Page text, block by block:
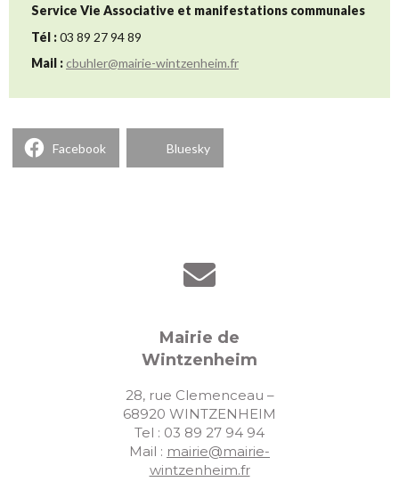
Service Vie Associative et manifestations communales
Tél :03 89 27 94 89
Mail :cbuhler@mairie-wintzenheim.fr
Facebook Bluesky
Mairie de
Wintzenheim
28, rue Clemenceau –
68920 WINTZENHEIM
Tel : 03 89 27 94 94
Mail : mairie@mairie-
wintzenheim.fr